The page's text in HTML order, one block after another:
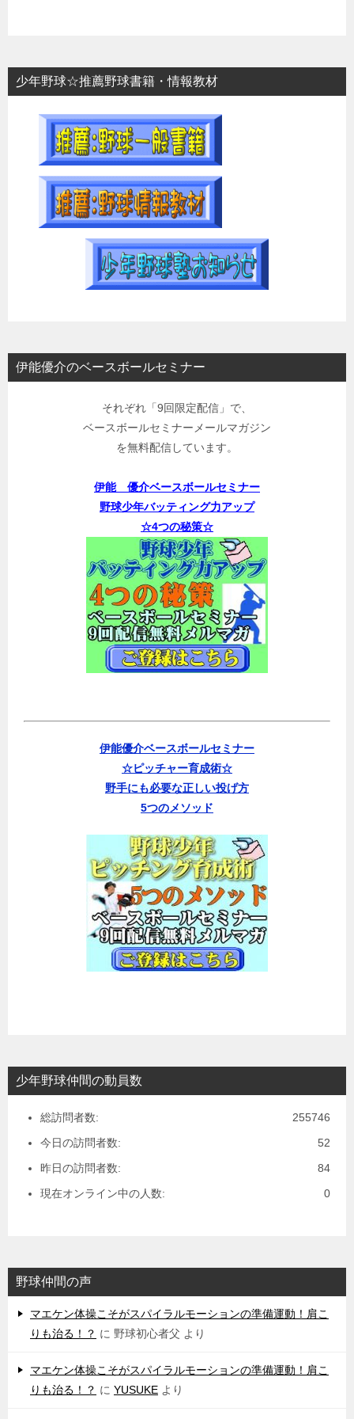
少年野球☆推薦野球書籍・情報教材
伊能優介のベースボールセミナー
それぞれ「9回限定配信」で、
ベースボールセミナーメールマガジン
を無料配信しています。
伊能 優介ベースボールセミナー
野球少年バッティング力アップ
☆4つの秘策☆
伊能優介ベースボールセミナー
☆ピッチャー育成術☆
野手にも必要な正しい投げ方
5つのメソッド
少年野球仲間の動員数
255746
総訪問者数:
52
今日の訪問者数:
84
昨日の訪問者数:
0
現在オンライン中の人数:
野球仲間の声
マエケン体操こそがスパイラルモーションの準備運動！肩こ
りも治る！？ に 野球初心者父 より
マエケン体操こそがスパイラルモーションの準備運動！肩こ
りも治る！？ に YUSUKE より